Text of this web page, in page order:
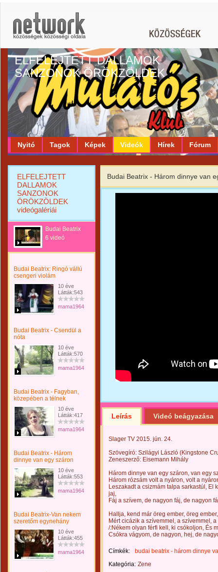
ELFELEJTETT DALLAMOK
SANZONOK ÖRÖKZÖLDEK
Nyitó Tagok Képek Videók Hírek Fórum
ELFELEJTETT
DALLAMOK
SANZONOK
ÖRÖKZÖLDEK
videógalériái
Budai Beatrix
6 videó
Budai Beatrix: Ringó vállú
csengeri violám
10 éve
Látták:543
mama1964
Budai Beatrix - Csendül a
nóta
10 éve
Látták:570
mama1964
Budai Beatrix - Fagyban,
közepében a télnek
10 éve
Látták:417
mama1964
Budai Beatrix - Három
dinnye van egy száron
10 éve
Látták:553
mama1964
Budai Beatrix-Van nekem
szeretőm egynehány
10 éve
Látták:455
mama1964
Budai Beatrix - Három dinnye van
Leírás Videó beágyazása
Slager TV 2015. jún. 24.
Szövegíró: Szilágyi László (Kingstone
Zeneszerző: Eisemann Mihály
Három dinnye van egy száron, van egy
Három rózsám volt a nyáron, volt a
Leszakadt a csizmám talpa sarkastúl, El
jaj,
Fáj a szívem, de nagyon fáj, de nagyon
Hallja, kend már öreg ember, öreg
Mért cicázik a szívemmel, a szívemmel,
/:Nékem olyan férfi kell, ki csókoljon, És
Csókra vágyom, de nagyon, hej, de
Címkék:
budai beatrix - három dinnye
Kategória: Zene